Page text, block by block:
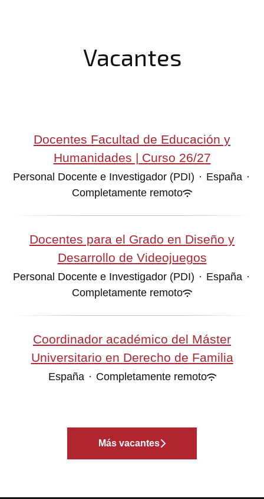
Vacantes
Docentes Facultad de Educación y
Humanidades | Curso 26/27
Personal Docente e Investigador (PDI) · España ·
Completamente remoto
Docentes para el Grado en Diseño y
Desarrollo de Videojuegos
Personal Docente e Investigador (PDI) · España ·
Completamente remoto
Coordinador académico del Máster
Universitario en Derecho de Familia
España · Completamente remoto
Más vacantes